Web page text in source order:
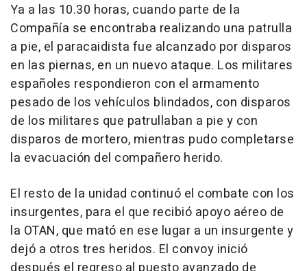
Ya a las 10.30 horas, cuando parte de la
Compañía se encontraba realizando una patrulla
a pie, el paracaidista fue alcanzado por disparos
en las piernas, en un nuevo ataque. Los militares
españoles respondieron con el armamento
pesado de los vehículos blindados, con disparos
de los militares que patrullaban a pie y con
disparos de mortero, mientras pudo completarse
la evacuación del compañero herido.
El resto de la unidad continuó el combate con los
insurgentes, para el que recibió apoyo aéreo de
la OTAN, que mató en ese lugar a un insurgente y
dejó a otros tres heridos. El convoy inició